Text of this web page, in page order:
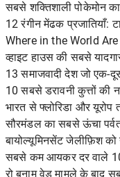
सबसे शक्तिशाली पोकेमोन
12 रंगीन मेंढक प्रजातियाँ:
Where in the World
व्हाइट हाउस की सबसे
13 समाजवादी देश जो
10 सबसे डरावनी कुत्तों की
भारत से फ्लोरिडा और यूरोप
सौरमंडल का सबसे ऊंचा
बायोल्यूमिनसेंट जेलीफ़िश
सबसे कम आयकर दर वाले
रो बनाम वेड मामले के बाद